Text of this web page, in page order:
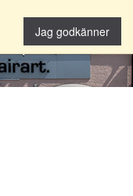
Jag godkänner